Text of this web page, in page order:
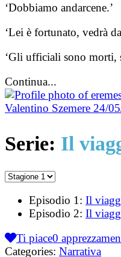
‘Dobbiamo andarcene.’
‘Lei è fortunato, vedrà
‘Gli ufficiali sono morti,
Continua...
Valentino Szemere 24/
Serie: Il
Episodio 1: Il
Episodio 2: Il
Ti piace0
Categories: Narrativa